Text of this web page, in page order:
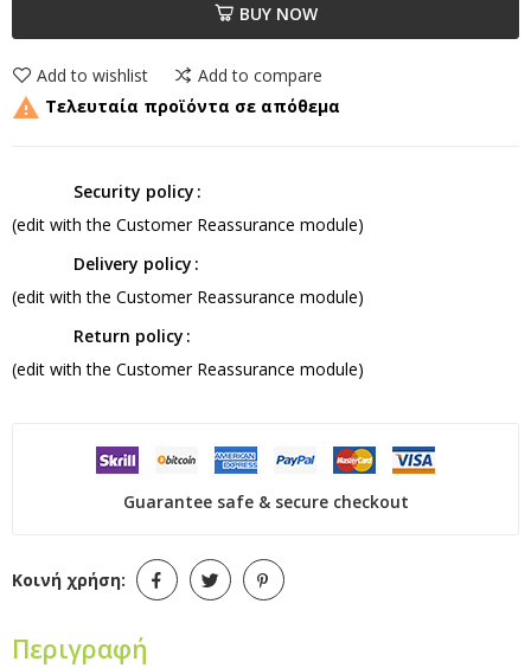
BUY NOW
Add to wishlist Add to compare
 Τελευταία προϊόντα σε απόθεμα
Security policy
(edit with the Customer Reassurance module)
Delivery policy
(edit with the Customer Reassurance module)
Return policy
(edit with the Customer Reassurance module)
Guarantee safe & secure checkout
Κοινή χρήση:
Περιγραφή